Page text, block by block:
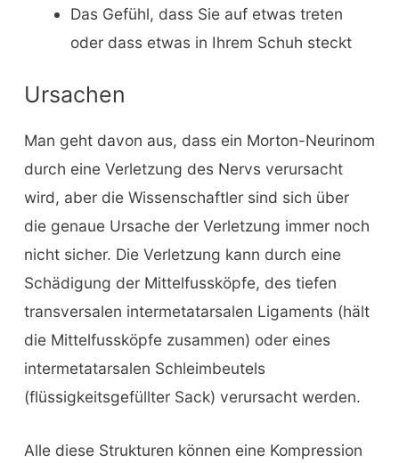
Das Gefühl, dass Sie auf etwas treten
oder dass etwas in Ihrem Schuh steckt
Ursachen
Man geht davon aus, dass ein Morton-Neurinom
durch eine Verletzung des Nervs verursacht
wird, aber die Wissenschaftler sind sich über
die genaue Ursache der Verletzung immer noch
nicht sicher. Die Verletzung kann durch eine
Schädigung der Mittelfussköpfe, des tiefen
transversalen intermetatarsalen Ligaments (hält
die Mittelfussköpfe zusammen) oder eines
intermetatarsalen Schleimbeutels
(flüssigkeitsgefüllter Sack) verursacht werden.
Alle diese Strukturen können eine Kompression